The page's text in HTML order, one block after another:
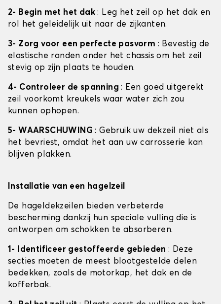
2- Begin met het dak: Leg het zeil op het dak en
rol het geleidelijk uit naar de zijkanten.
3- Zorg voor een perfecte pasvorm : Bevestig de
elastische randen onder het chassis om het zeil
stevig op zijn plaats te houden.
4- Controleer de spanning: Een goed uitgerekt
zeil voorkomt kreukels waar water zich zou
kunnen ophopen.
5- WAARSCHUWING: Gebruik uw dekzeil niet als
het bevriest, omdat het aan uw carrosserie kan
blijven plakken.
Installatie van een hagelzeil
De hageldekzeilen bieden verbeterde
bescherming dankzij hun speciale vulling die is
ontworpen om schokken te absorberen.
1- Identificeer gestoffeerde gebieden: Deze
secties moeten de meest blootgestelde delen
bedekken, zoals de motorkap, het dak en de
kofferbak.